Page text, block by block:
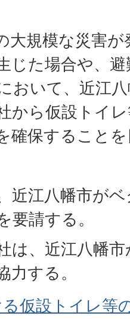
大規模な災害
じた場合や、
おいて、近江
から仮設トイ
確保すること
近江八幡市が
要請する。
は、近江八幡
力する。
仮設トイレ等